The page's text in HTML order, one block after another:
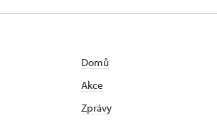
Domů
Akce
Zprávy